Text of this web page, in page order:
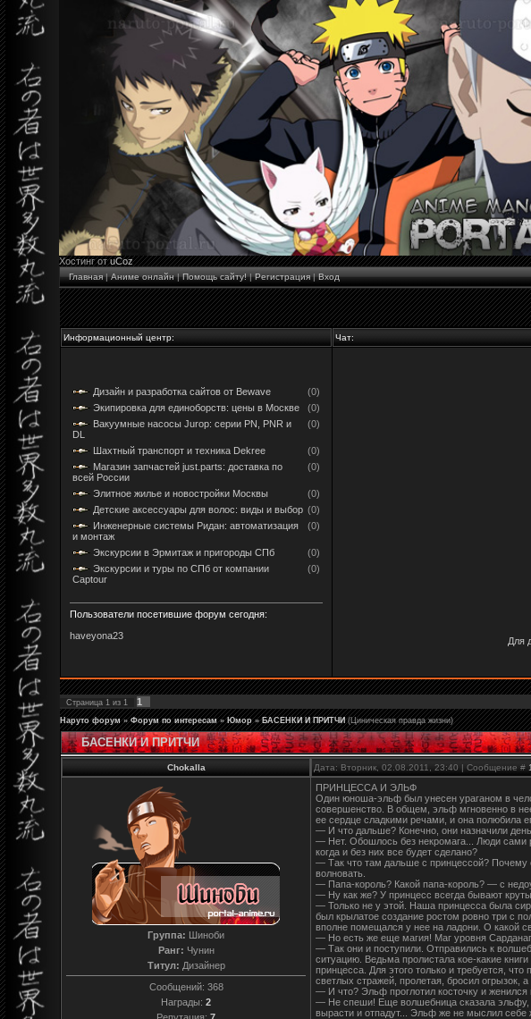
Хостинг отuCoz
Главная|Аниме онлайн|Помощь сайту!|Регистрация|Вход
Информационный центр: Чат:
Дизайн и разработка сайтов от Bewave
(0)
Экипировка для единоборств: цены в Москве
(0)
Вакуумные насосы Jurop: серии PN, PNR и
DL
(0)
Шахтный транспорт и техника Dekree
(0)
Магазин запчастей just.parts: доставка по
всей России
(0)
Элитное жилье и новостройки Москвы
(0)
Детские аксессуары для волос: виды и выбор (0)
Инженерные системы Ридан: автоматизация
и монтаж
(0)
Экскурсии в Эрмитаж и пригороды СПб
(0)
Экскурсии и туры по СПб от компании
Captour
(0)
Пользователи посетившие форум сегодня:
haveyona23
Для
Страница 1 из 1 1
Наруто форум » Форум по интересам » Юмор » БАСЕНКИ И ПРИТЧИ (Циническая правда жизни)
БАСЕНКИ И ПРИТЧИ
Chokalla Дата: Вторник, 02.08.2011, 23:40 | Сообщение # 1
Группа: Шиноби
Ранг: Чунин
Титул: Дизайнер
Сообщений: 368
Награды: 2
ПРИНЦЕССА И ЭЛЬФ
Один юноша-эльф был унесен ураганом в
совершенство. В общем, эльф мгновенно в
ее сердце сладкими речами, и она полюбила
— И что дальше? Конечно, они назначили
— Нет. Обошлось без некромага... Люди сами
когда и без них все будет сделано?
— Так что там дальше с принцессой? Почему
волновать.
— Папа-король? Какой папа-король? — с
— Ну как же? У принцесс всегда бывают
— Только не у этой. Наша принцесса была
был крылатое создание ростом ровно три с
вполне помещался у нее на ладони. О какой
— Но есть же еще магия! Маг уровня
— Так они и поступили. Отправились к
ситуацию. Ведьма пролистала кое-какие
принцесса. Для этого только и требуется,
светлых стражей, пролетая, бросил огрызок,
— И что? Эльф проглотил косточку и
— Не спеши! Еще волшебница сказала эльфу,
вырасти и отпадут... Эльф же не мыслил себе